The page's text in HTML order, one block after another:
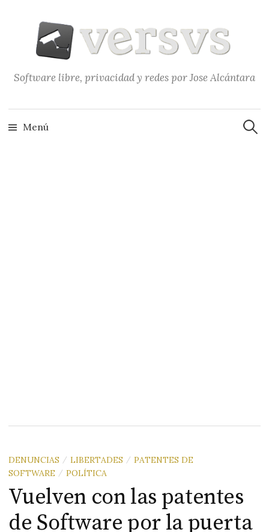
contenido
Software libre, privacidad y redes por Jose Alcántara
Menú
DENUNCIAS / LIBERTADES / PATENTES DE
SOFTWARE / POLÍTICA
Vuelven con las patentes
de Software por la puerta